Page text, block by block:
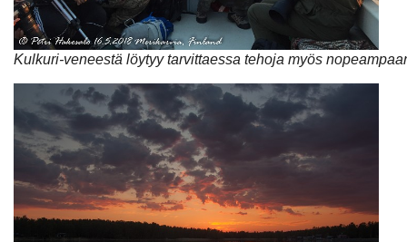
Kulkuri-veneestä löytyy tarvittaessa tehoja myös